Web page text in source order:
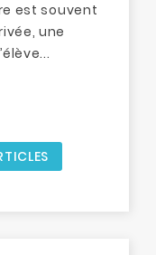
est souvent
une